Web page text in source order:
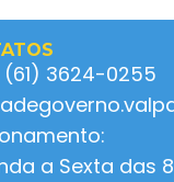
(61) 3624-0255
a Sexta das